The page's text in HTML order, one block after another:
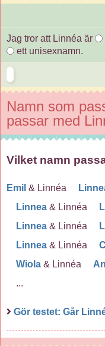
Jag tror att Linnéa är
ett unisexnamn.
Namn som
passar med
Vilket namn
Emil & Linnéa
Linnea & Linnéa
Linnea & Linnéa
Linnea & Linnéa
Wiola & Linnéa
...
Gör testet: Går